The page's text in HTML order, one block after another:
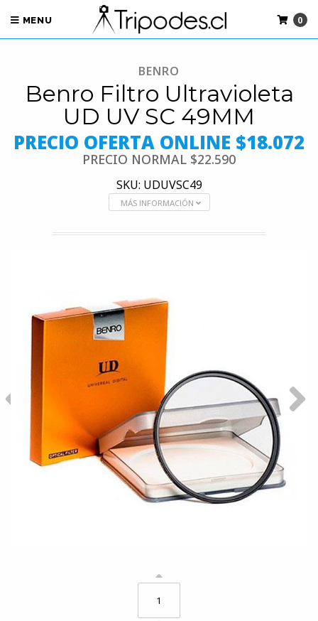
MENU 0
BENRO
Benro Filtro Ultravioleta
UD UV SC 49MM
PRECIO OFERTA ONLINE $18.072
PRECIO NORMAL $22.590
SKU: UDUVSC49
MÁS INFORMACIÓN